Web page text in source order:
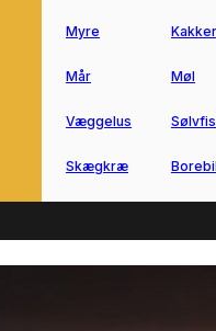
Myre
Mår Møl
Væggelus
Skægkræ